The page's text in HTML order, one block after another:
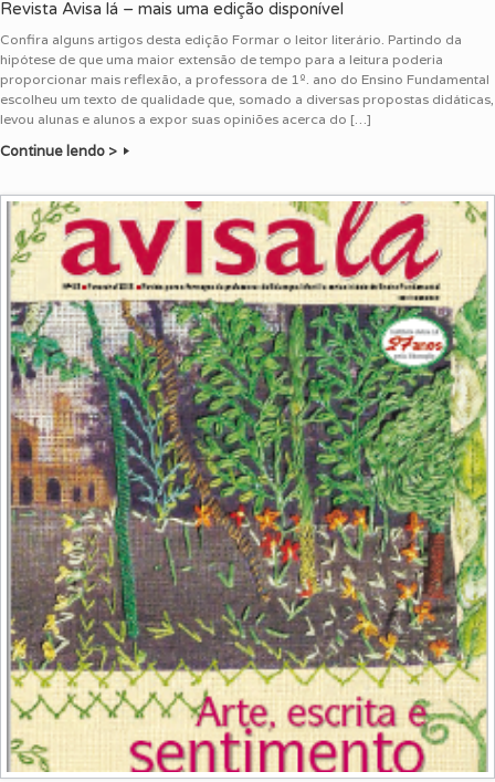
Revista Avisa lá – mais uma edição disponível
Confira alguns artigos desta edição Formar o leitor literário. Partindo da
hipótese de que uma maior extensão de tempo para a leitura poderia
proporcionar mais reflexão, a professora de 1º. ano do Ensino Fundamental
escolheu um texto de qualidade que, somado a diversas propostas didáticas,
levou alunas e alunos a expor suas opiniões acerca do […]
Continue lendo >